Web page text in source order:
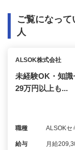
ご覧になっ
人
ALSOK株式会社
未経験OK・知
29万円以上も...
職種 ALSOKセ
給与 月給